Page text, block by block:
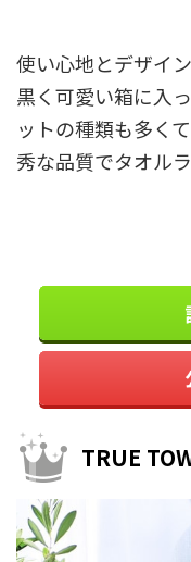
使い心地とデザイ
黒く可愛い箱に入
ットの種類も多く
秀な品質でタオル
TRUE